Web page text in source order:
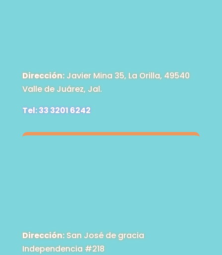
Dirección:Javier Mina 35, La Orilla, 49540
Valle de Juárez, Jal.
Tel: 33 3201 6242
Dirección:San José de gracia
Independencia #218